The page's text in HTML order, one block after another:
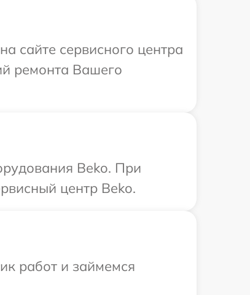
сайте сервисного центра
ремонта Вашего
Beko. При
центр Beko.
работ и займемся